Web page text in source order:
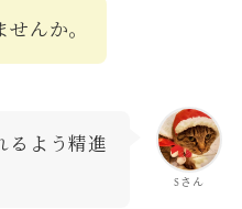
んか。
Sさん
るよう精進